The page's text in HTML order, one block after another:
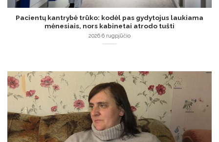
Pacientų kantrybė trūko: kodėl pas gydytojus laukiama
mėnesiais, nors kabinetai atrodo tušti
2026 6 rugpjūčio